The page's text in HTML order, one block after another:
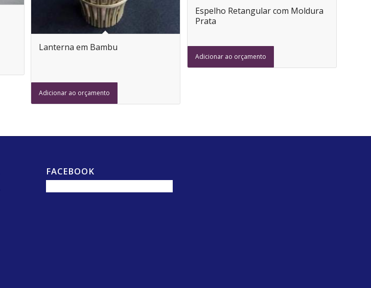
Lanterna em Bambu
Adicionar ao orçamento
Espelho Retangular com Moldura
Prata
Adicionar ao orçamento
FACEBOOK